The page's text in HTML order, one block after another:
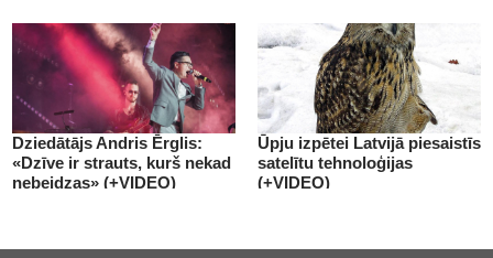
Dziedātājs Andris Ērglis:
«Dzīve ir strauts, kurš nekad
nebeidzas» (+VIDEO)
Ūpju izpētei Latvijā piesaistīs
satelītu tehnoloģijas
(+VIDEO)